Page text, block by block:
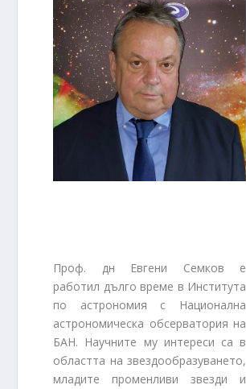
Проф. дн Евгени Семков е
работил дълго време в Института
по астрономия с Национална
астрономическа обсерватория на
БАН. Научните му интереси са в
областта на звездообразуването,
младите променливи звезди и